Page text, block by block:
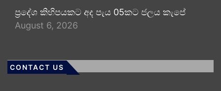
ප්‍රදේශ කිහිපයකට අද පැය 05කට ජලය කැපේ
August 6, 2026
CONTACT US